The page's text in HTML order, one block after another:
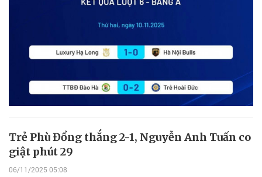
Trẻ Phù Đổng thắng 2-1, Nguyễn Anh Tuấn co
giật phút 29
06/11/2025 05:08